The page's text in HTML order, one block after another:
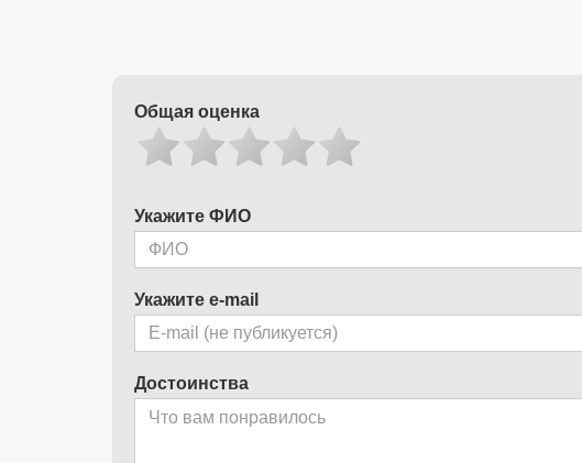
Общая оценка
Укажите ФИО
Укажите e-mail
Достоинства